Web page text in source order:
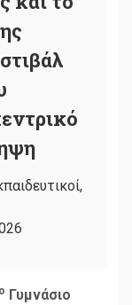
,
ο Γυμνάσιο